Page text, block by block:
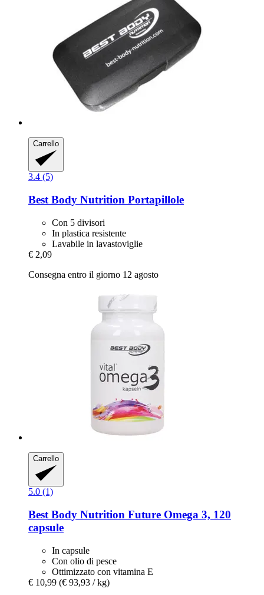
Carrello
3.4 (5)
Best Body Nutrition Portapillole
Con 5 divisori
In plastica resistente
Lavabile in lavastoviglie
€ 2,09
Consegna entro il giorno 12 agosto
Carrello
5.0 (1)
Best Body Nutrition Future Omega 3, 120
capsule
In capsule
Con olio di pesce
Ottimizzato con vitamina E
€ 10,99 (€ 93,93 / kg)